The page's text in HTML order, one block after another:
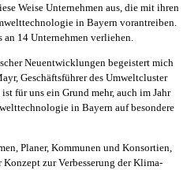
Weise Unternehmen aus, die mit ihren
in Bayern vorantreiben.
14 Unternehmen verliehen.
Neuentwicklungen begeistert mich
Geschäftsführer des Umweltcluster
für uns ein Grund mehr, auch im Jahr
in Bayern auf besondere
Planer, Kommunen und Konsortien,
zur Verbesserung der Klima-